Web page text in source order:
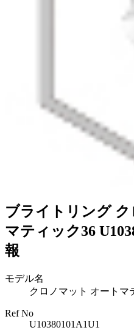
ブライトリング
マティック36
報
モデル名
クロノマット オートマ
Ref No
U10380101A1U1